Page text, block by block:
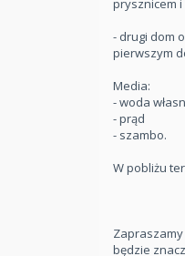
prysznicem
- drugi dom
pierwszym
Media:
- woda
- prąd
- szambo.
W pobliżu
będzie